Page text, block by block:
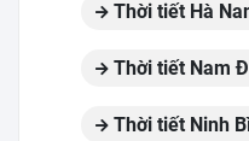
Thời tiết Hà
Thời tiết Nam
Thời tiết Ninh